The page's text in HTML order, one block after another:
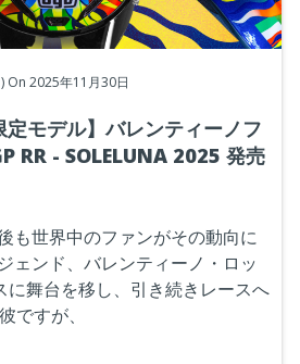
On 2025年11月30日
定モデル】バレンティーノフ
RR - SOLELUNA 2025 発売
も世界中のファンがその動向に
ェンド、バレンティーノ・ロッ
に舞台を移し、引き続きレースへ
ですが、